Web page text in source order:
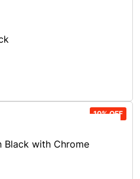
10% OFF
Black with Chrome